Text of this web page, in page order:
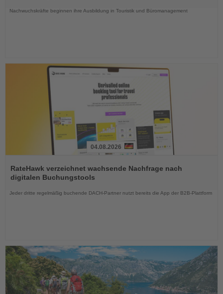
Nachwuchskräfte beginnen ihre Ausbildung in Touristik und Büromanagement
Sie
die
Nachrichten
04.08.2026
RateHawk verzeichnet wachsende Nachfrage nach
digitalen Buchungstools
Jeder dritte regelmäßig buchende DACH-Partner nutzt bereits die App der B2B-Plattform